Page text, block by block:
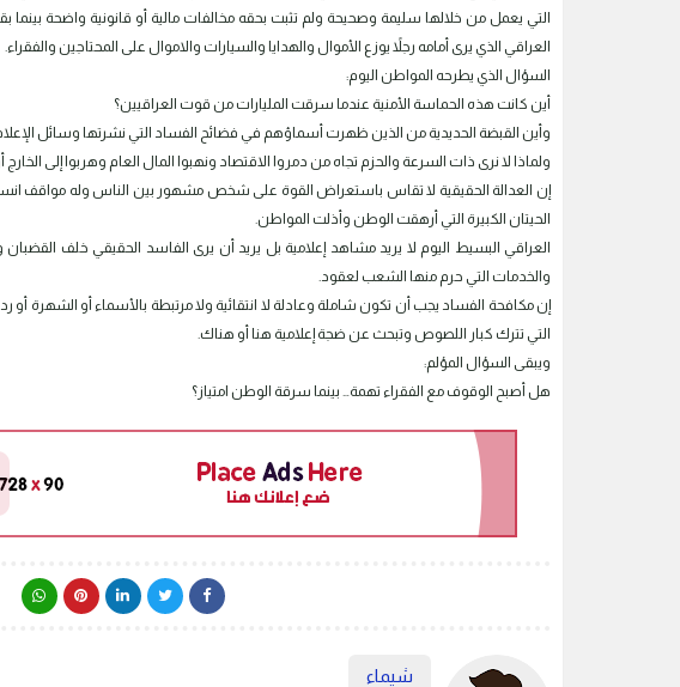
التي يعمل من خلالها سليمة وصحيحة ولم تثبت بحقه مخالفات مالية أو قانونية واضحة
العراقي الذي يرى أمامه رجلاً يوزع الأموال والهدايا والسيارات والاموال على المحتاجين والفقراء.
السؤال الذي يطرحه المواطن اليوم:
أين كانت هذه الحماسة الأمنية عندما سرقت المليارات من قوت العراقيين؟
وأين القبضة الحديدية من الذين ظهرت أسماؤهم في فضائح الفساد التي نشرتها وسائل الإعلام
ولماذا لا نرى ذات السرعة والحزم تجاه من دمروا الاقتصاد ونهبوا المال العام وهربوا إلى
إن العدالة الحقيقية لا تقاس باستعراض القوة على شخص مشهور بين الناس وله مواقف
الحيتان الكبيرة التي أرهقت الوطن وأذلت المواطن.
العراقي البسيط اليوم لا يريد مشاهد إعلامية بل يريد أن يرى الفاسد الحقيقي خلف
والخدمات التي حرم منها الشعب لعقود.
إن مكافحة الفساد يجب أن تكون شاملة وعادلة لا انتقائية ولا مرتبطة بالأسماء أو الشهرة أو
التي تترك كبار اللصوص وتبحث عن ضجة إعلامية هنا أو هناك.
ويبقى السؤال المؤلم:
هل أصبح الوقوف مع الفقراء تهمة… بينما سرقة الوطن امتياز؟
شيماء